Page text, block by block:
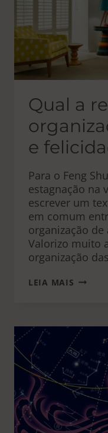
Qual a
e
Para o Feng
estagnação na
escrever um
em comum
organização de
Valorizo muito
organização
LEIA MAIS QUAL
FENG
SHUI
E